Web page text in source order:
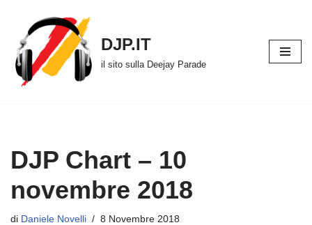
Vai
al
contenuto
DJP.IT
il sito sulla Deejay Parade
DJP Chart – 10
novembre 2018
di Daniele Novelli 8 Novembre 2018